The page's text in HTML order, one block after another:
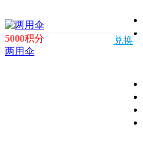
兑换
5000积分
两用伞